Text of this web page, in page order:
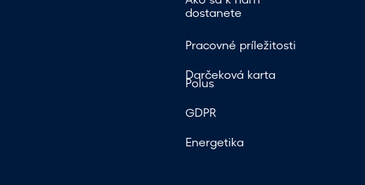
dostanete
Pracovné príležitosti
Darčeková karta
Polus
GDPR
Energetika